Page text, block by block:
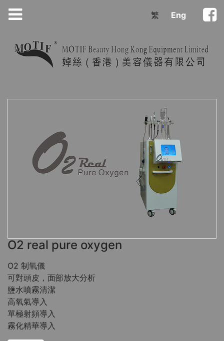
繁 Eng
O2 real pure oxygen
O2 制氧儀
可對頭皮，面部放大分析
鹽水噴霧清潔
高氧氣導入
單極射頻導入
霧化精華導入